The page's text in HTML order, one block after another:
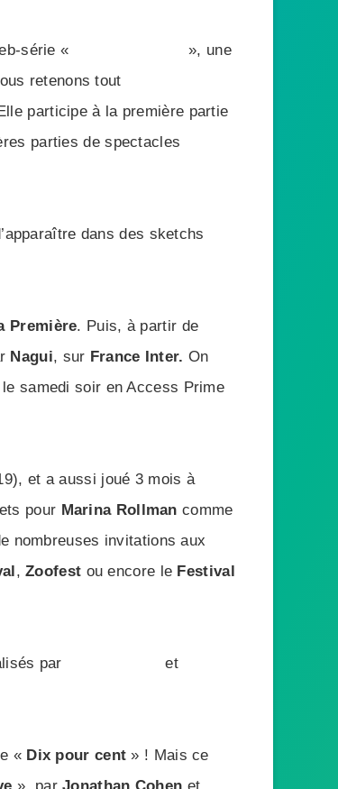
série «
», une
retenons tout
participe à la première partie
parties de spectacles
dans des sketchs
Première. Puis, à partir de
Nagui, sur France Inter. On
le samedi soir en Access Prime
et a aussi joué 3 mois à
pour Marina Rollman comme
nombreuses invitations aux
,Zoofest ou encore le Festival
par
et
« Dix pour cent » ! Mais ce